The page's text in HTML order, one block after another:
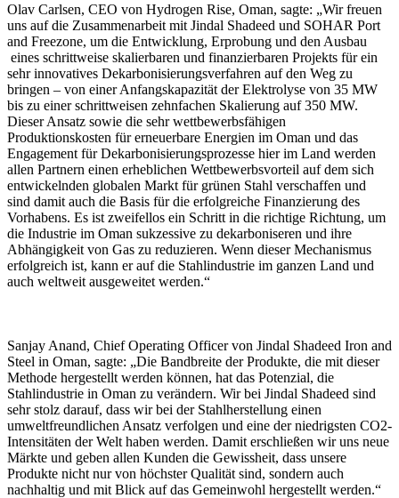
Olav Carlsen, CEO von Hydrogen Rise, Oman, sagte: „Wir freuen
uns auf die Zusammenarbeit mit Jindal Shadeed und SOHAR Port
and Freezone, um die Entwicklung, Erprobung und den Ausbau
eines schrittweise skalierbaren und finanzierbaren Projekts für ein
sehr innovatives Dekarbonisierungsverfahren auf den Weg zu
bringen – von einer Anfangskapazität der Elektrolyse von 35 MW
bis zu einer schrittweisen zehnfachen Skalierung auf 350 MW.
Dieser Ansatz sowie die sehr wettbewerbsfähigen
Produktionskosten für erneuerbare Energien im Oman und das
Engagement für Dekarbonisierungsprozesse hier im Land werden
allen Partnern einen erheblichen Wettbewerbsvorteil auf dem sich
entwickelnden globalen Markt für grünen Stahl verschaffen und
sind damit auch die Basis für die erfolgreiche Finanzierung des
Vorhabens. Es ist zweifellos ein Schritt in die richtige Richtung, um
die Industrie im Oman sukzessive zu dekarboniseren und ihre
Abhängigkeit von Gas zu reduzieren. Wenn dieser Mechanismus
erfolgreich ist, kann er auf die Stahlindustrie im ganzen Land und
auch weltweit ausgeweitet werden.“
Sanjay Anand, Chief Operating Officer von Jindal Shadeed Iron and
Steel in Oman, sagte: „Die Bandbreite der Produkte, die mit dieser
Methode hergestellt werden können, hat das Potenzial, die
Stahlindustrie in Oman zu verändern. Wir bei Jindal Shadeed sind
sehr stolz darauf, dass wir bei der Stahlherstellung einen
umweltfreundlichen Ansatz verfolgen und eine der niedrigsten CO2-
Intensitäten der Welt haben werden. Damit erschließen wir uns neue
Märkte und geben allen Kunden die Gewissheit, dass unsere
Produkte nicht nur von höchster Qualität sind, sondern auch
nachhaltig und mit Blick auf das Gemeinwohl hergestellt werden.“